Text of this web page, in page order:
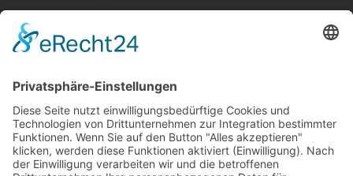
Kühlmitteleinrichtungen
Sicherheitsblasdüse
Produktfinder
LEGROM Webshop